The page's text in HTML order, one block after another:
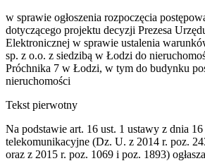
w sprawie ogłoszenia rozpoczęcia
dotyczącego projektu decyzji Prezesa
Elektronicznej w sprawie ustalenia
sp. z o.o. z siedzibą w Łodzi do
Próchnika 7 w Łodzi, w tym do budynku
nieruchomości
Tekst pierwotny
Na podstawie art. 16 ust. 1 ustawy z dnia
telekomunikacyjne (Dz. U. z 2014 r. poz.
oraz z 2015 r. poz. 1069 i poz. 1893)